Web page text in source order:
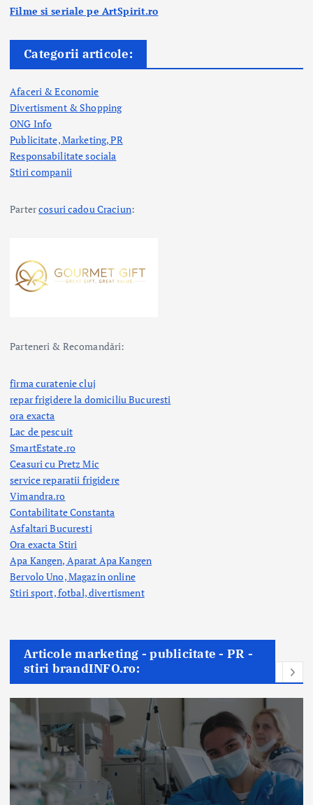
Filme si seriale pe ArtSpirit.ro
Categorii articole:
Afaceri & Economie
Divertisment & Shopping
ONG Info
Publicitate, Marketing, PR
Responsabilitate sociala
Stiri companii
Partercosuri cadou Craciun:
Parteneri & Recomandări:
firma curatenie cluj
repar frigidere la domiciliu Bucuresti
ora exacta
Lac de pescuit
SmartEstate.ro
Ceasuri cu Pretz Mic
service reparatii frigidere
Vimandra.ro
Contabilitate Constanta
Asfaltari Bucuresti
Ora exacta Stiri
Apa Kangen, Aparat Apa Kangen
Bervolo Uno, Magazin online
Stiri sport, fotbal,divertisment
Articole marketing - publicitate - PR -
stiri brandINFO.ro: